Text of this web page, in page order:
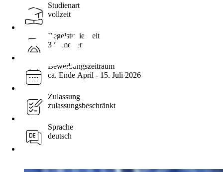
Studienart
vollzeit
Regelstudienzeit
3 Semester
Bewerbungszeitraum
ca. Ende April - 15. Juli 2026
Zulassung
zulassungsbeschränkt
Sprache
deutsch